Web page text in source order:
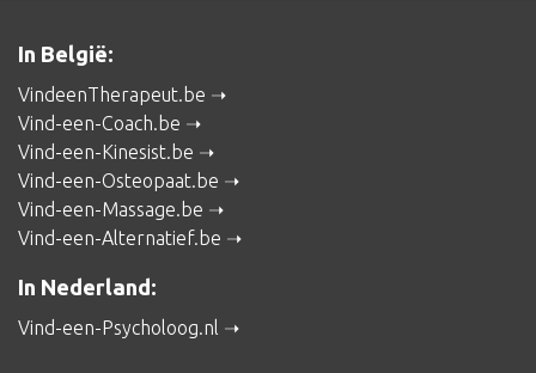
In België:
VindeenTherapeut.be
Vind-een-Coach.be
Vind-een-Kinesist.be
Vind-een-Osteopaat.be
Vind-een-Massage.be
Vind-een-Alternatief.be
In Nederland:
Vind-een-Psycholoog.nl